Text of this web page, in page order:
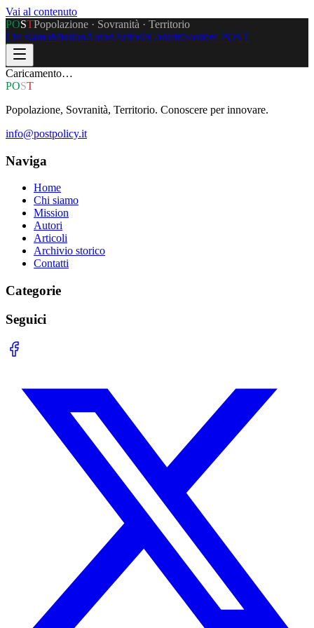
Vai al contenuto
POSTPopolazione · Sovranità · Territorio
Chi siamoMissionAutoriArticoliContattiSostieni POST
Caricamento…
POST
Popolazione, Sovranità, Territorio. Conoscere per innovare.
info@postpolicy.it
Naviga
Home
Chi siamo
Mission
Autori
Articoli
Archivio storico
Contatti
Categorie
Seguici